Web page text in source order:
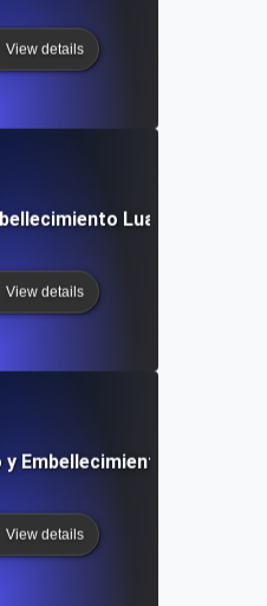
View details
Lua Gratuita
View details
y Embellecimiento PHP
View details